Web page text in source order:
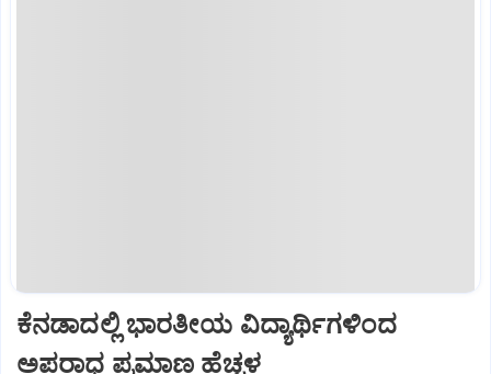
ಕೆನಡಾದಲ್ಲಿ ಭಾರತೀಯ ವಿದ್ಯಾರ್ಥಿಗಳಿಂದ
ಅಪರಾಧ ಪ್ರಮಾಣ ಹೆಚ್ಚಳ